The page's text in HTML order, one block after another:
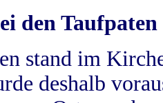
den Taufpaten
stand im
deshalb